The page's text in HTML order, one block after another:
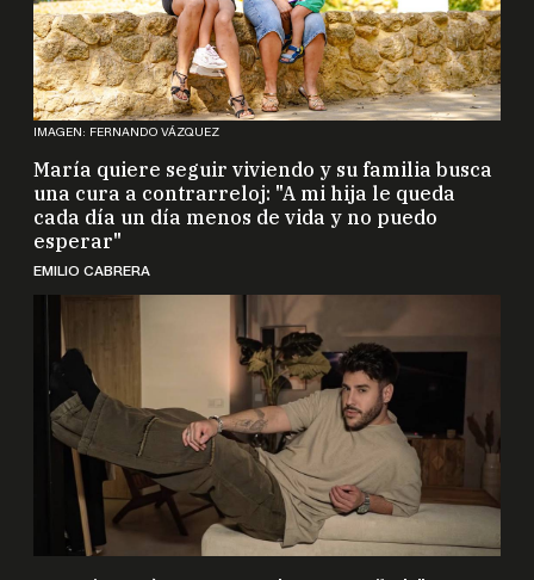
IMAGEN: FERNANDO VÁZQUEZ
María quiere seguir viviendo y su familia busca
una cura a contrarreloj: "A mi hija le queda
cada día un día menos de vida y no puedo
esperar"
EMILIO CABRERA
Antonio José pone Jerez 'Patas arriba': "No voy